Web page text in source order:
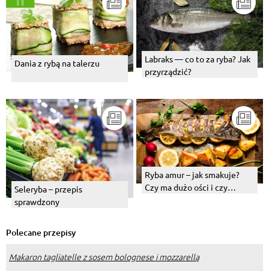
Dania z rybą na talerzu
Labraks — co to za ryba? Jak
przyrządzić?
Seleryba – przepis
sprawdzony
Ryba amur – jak smakuje?
Czy ma dużo ości i czy
Polecane przepisy
Makaron tagliatelle z sosem bolognese i mozzarellą